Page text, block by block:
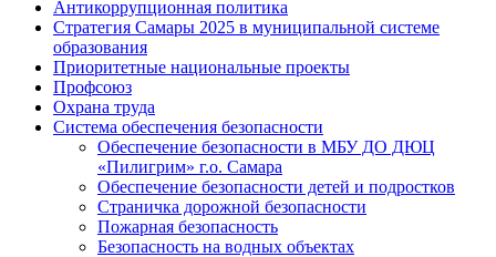
Антикоррупционная политика
Стратегия Самары 2025 в муниципальной системе
образования
Приоритетные национальные проекты
Профсоюз
Охрана труда
Система обеспечения безопасности
Обеспечение безопасности в МБУ ДО ДЮЦ
«Пилигрим» г.о. Самара
Обеспечение безопасности детей и подростков
Страничка дорожной безопасности
Пожарная безопасность
Безопасность на водных объектах